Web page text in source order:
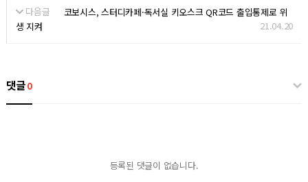
다음글
코보시스, 스터디카페·독서실 키오스크 QR코드 출입통제로 위
생 지켜
21.04.20
댓글0
등록된 댓글이 없습니다.